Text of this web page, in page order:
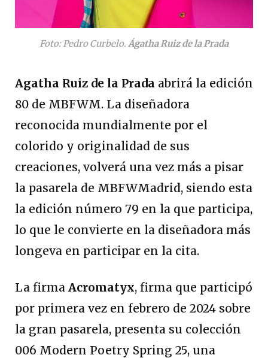
Foto: Pedro Curbelo. Ágatha Ruiz de la Prada
Agatha Ruiz de la Prada abrirá la edición
80 de MBFWM. La diseñadora
reconocida mundialmente por el
colorido y originalidad de sus
creaciones, volverá una vez más a pisar
la pasarela de MBFWMadrid, siendo esta
la edición número 79 en la que participa,
lo que le convierte en la diseñadora más
longeva en participar en la cita.
La firma Acromatyx, firma que participó
por primera vez en febrero de 2024 sobre
la gran pasarela, presenta su colección
006 Modern Poetry Spring 25, una